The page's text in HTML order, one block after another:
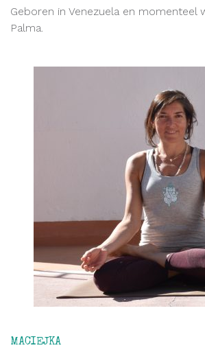
Geboren in Venezuela en momenteel
Palma.
MACIEJKA